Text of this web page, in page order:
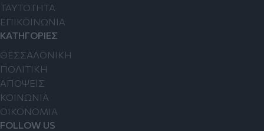
TAYTOTHTA
ΕΠΙΚΟΙΝΩΝΙΑ
ΚΑΤΗΓΟΡΙΕΣ
ΘΕΣΣΑΛΟΝΙΚΗ
ΠΟΛΙΤΙΚΗ
ΑΠΟΨΕΙΣ
ΚΟΙΝΩΝΙΑ
ΟΙΚΟΝΟΜΙΑ
FOLLOW US